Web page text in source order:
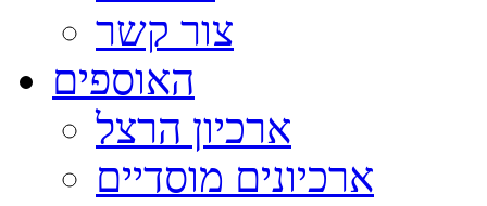
צור קשר
האוספים
ארכיון הרצל
ארכיונים מוסדיים